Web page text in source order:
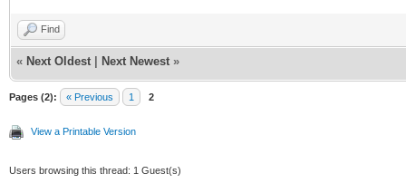
Find
« Next Oldest Next Newest »
Pages (2): « Previous 1 2
View a Printable Version
Users browsing this thread: 1 Guest(s)